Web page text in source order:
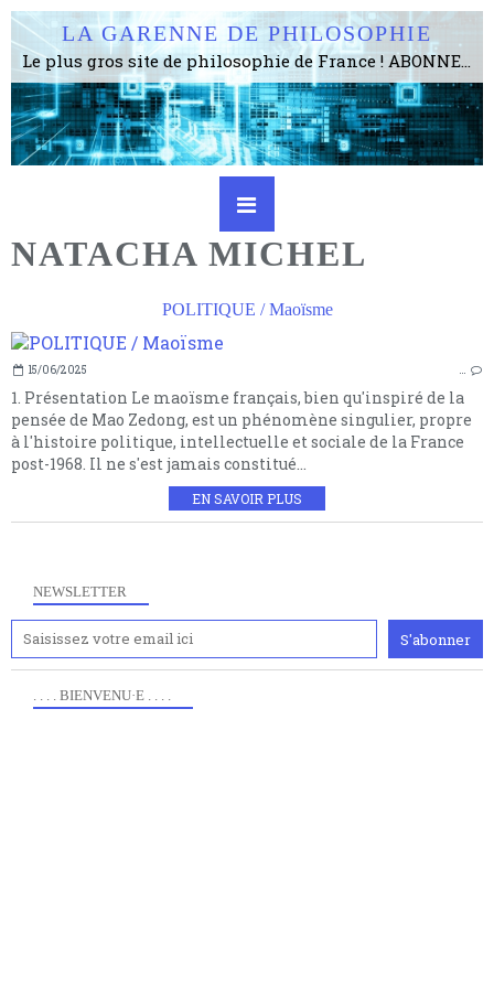
LA GARENNE DE PHILOSOPHIE
Le plus gros site de philosophie de France ! ABONNEZ-VOUS ! 4115 Articles, 1634 abonné·e·s, depuis 2006 . . . . . . . . 2 852 214 pages vues jusqu'à présent. Prestance et être apte à un plus grand nombre de choses.
NATACHA MICHEL
POLITIQUE / Maoïsme
15/06/2025 …
1. Présentation Le maoïsme français, bien qu'inspiré de la
pensée de Mao Zedong, est un phénomène singulier, propre
à l'histoire politique, intellectuelle et sociale de la France
post-1968. Il ne s'est jamais constitué...
EN SAVOIR PLUS
NEWSLETTER
. . . . BIENVENU·E . . . .